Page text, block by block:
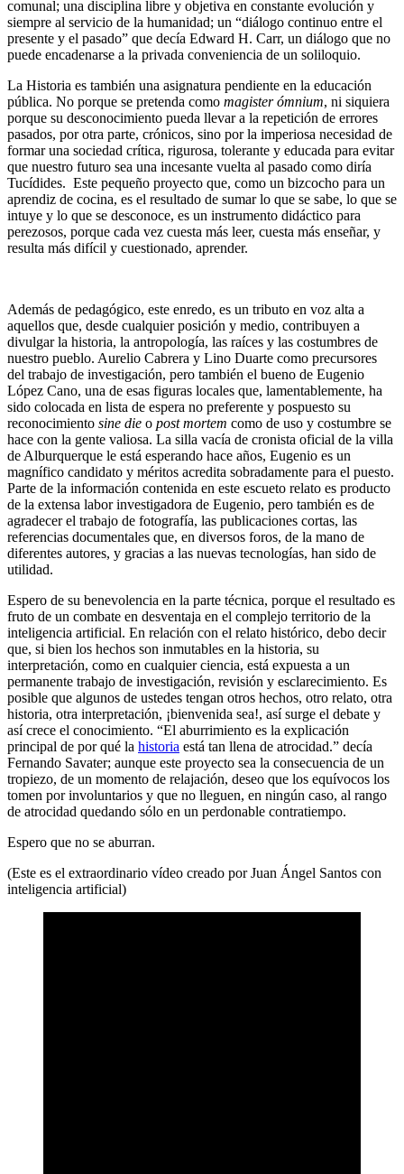
comunal; una disciplina libre y objetiva en constante evolución y
siempre al servicio de la humanidad; un “diálogo continuo entre el
presente y el pasado” que decía Edward H. Carr, un diálogo que no
puede encadenarse a la privada conveniencia de un soliloquio.
La Historia es también una asignatura pendiente en la educación
pública. No porque se pretenda como magister ómnium, ni siquiera
porque su desconocimiento pueda llevar a la repetición de errores
pasados, por otra parte, crónicos, sino por la imperiosa necesidad de
formar una sociedad crítica, rigurosa, tolerante y educada para evitar
que nuestro futuro sea una incesante vuelta al pasado como diría
Tucídides. Este pequeño proyecto que, como un bizcocho para un
aprendiz de cocina, es el resultado de sumar lo que se sabe, lo que se
intuye y lo que se desconoce, es un instrumento didáctico para
perezosos, porque cada vez cuesta más leer, cuesta más enseñar, y
resulta más difícil y cuestionado, aprender.
Además de pedagógico, este enredo, es un tributo en voz alta a
aquellos que, desde cualquier posición y medio, contribuyen a
divulgar la historia, la antropología, las raíces y las costumbres de
nuestro pueblo. Aurelio Cabrera y Lino Duarte como precursores
del trabajo de investigación, pero también el bueno de Eugenio
López Cano, una de esas figuras locales que, lamentablemente, ha
sido colocada en lista de espera no preferente y pospuesto su
reconocimiento sine die o post mortem como de uso y costumbre se
hace con la gente valiosa. La silla vacía de cronista oficial de la villa
de Alburquerque le está esperando hace años, Eugenio es un
magnífico candidato y méritos acredita sobradamente para el puesto.
Parte de la información contenida en este escueto relato es producto
de la extensa labor investigadora de Eugenio, pero también es de
agradecer el trabajo de fotografía, las publicaciones cortas, las
referencias documentales que, en diversos foros, de la mano de
diferentes autores, y gracias a las nuevas tecnologías, han sido de
utilidad.
Espero de su benevolencia en la parte técnica, porque el resultado es
fruto de un combate en desventaja en el complejo territorio de la
inteligencia artificial. En relación con el relato histórico, debo decir
que, si bien los hechos son inmutables en la historia, su
interpretación, como en cualquier ciencia, está expuesta a un
permanente trabajo de investigación, revisión y esclarecimiento. Es
posible que algunos de ustedes tengan otros hechos, otro relato, otra
historia, otra interpretación, ¡bienvenida sea!, así surge el debate y
así crece el conocimiento. “El aburrimiento es la explicación
principal de por qué la historia está tan llena de atrocidad.” decía
Fernando Savater; aunque este proyecto sea la consecuencia de un
tropiezo, de un momento de relajación, deseo que los equívocos los
tomen por involuntarios y que no lleguen, en ningún caso, al rango
de atrocidad quedando sólo en un perdonable contratiempo.
Espero que no se aburran.
(Este es el extraordinario vídeo creado por Juan Ángel Santos con
inteligencia artificial)